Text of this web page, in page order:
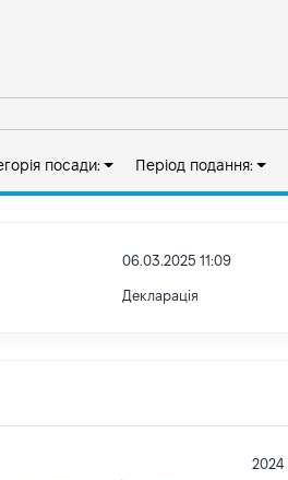
посади: Період подання:
06.03.2025 11:09
Декларація
2024